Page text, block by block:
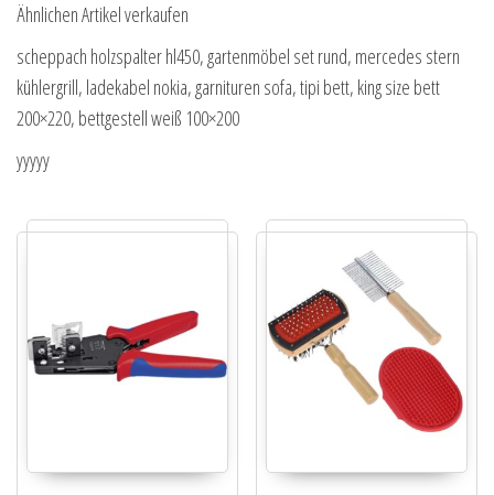
Ähnlichen Artikel verkaufen
scheppach holzspalter hl450, gartenmöbel set rund, mercedes stern
kühlergrill, ladekabel nokia, garnituren sofa, tipi bett, king size bett
200×220, bettgestell weiß 100×200
yyyyy